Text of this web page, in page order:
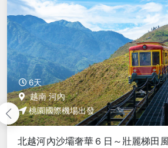
6天
越南 河內
桃園國際機場出發
北越河內沙壩奢華６日～壯麗梯田